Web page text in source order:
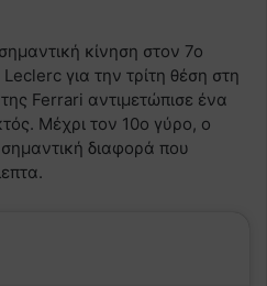
κίνηση στον 7ο
για την τρίτη θέση στη
Ferrari αντιμετώπισε ένα
Μέχρι τον 10ο γύρο, ο
σημαντική διαφορά που